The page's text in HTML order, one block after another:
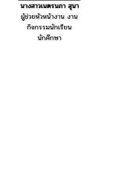
นางสาวเนตรนภา สุนา
ผู้ช่วยหัวหน้างาน งาน
กิจกรรมนักเรียน
นักศึกษา